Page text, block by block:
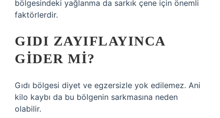
bölgesindeki yağlanma da sarkık çene için önemli
faktörlerdir.
GIDI ZAYIFLAYINCA
GIDER MI?
Gıdı bölgesi diyet ve egzersizle yok edilemez. Ani
kilo kaybı da bu bölgenin sarkmasına neden
olabilir.